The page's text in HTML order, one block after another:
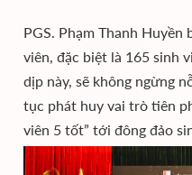
PGS. Phạm Thanh
viên, đặc biệt là 165 sinh
dịp này, sẽ không ngừng
tục phát huy vai trò tiên
viên 5 tốt” tới đông đảo